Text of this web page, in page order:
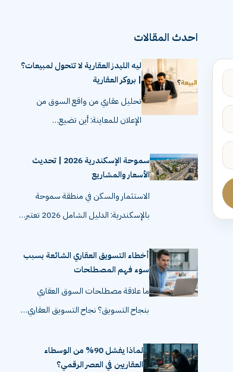
احدث المقالات
ليه الليدز العقارية لا تتحول لمبيعات؟
| بروكر العقارية
تحليل عقاري من واقع السوق من
الإعلان للمعاينة: أين تضيع…
سموحة الإسكندرية 2026 | تحديث
الأسعار والمشاريع
الاستثمار والسكن في منطقة سموحة
بالإسكندرية: الدليل الشامل 2026 تعتبر…
أخطاء التسويق العقاري الشائعة بسبب
سوء فهم المصطلحات
ما علاقة مصطلحات السوق العقاري
بنجاح التسويق؟ نجاح التسويق العقاري…
لماذا يفشل 90% من الوسطاء
العقاريين في العصر الرقمي؟